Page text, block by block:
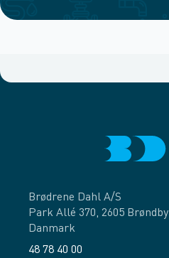
Brødrene Dahl A/S
Park Allé 370, 2605 Brøndby
Danmark
48 78 40 00